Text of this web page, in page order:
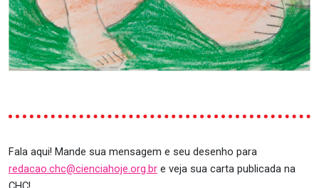
Fala aqui! Mande sua mensagem e seu desenho para
redacao.chc@cienciahoje.org.br e veja sua carta publicada na